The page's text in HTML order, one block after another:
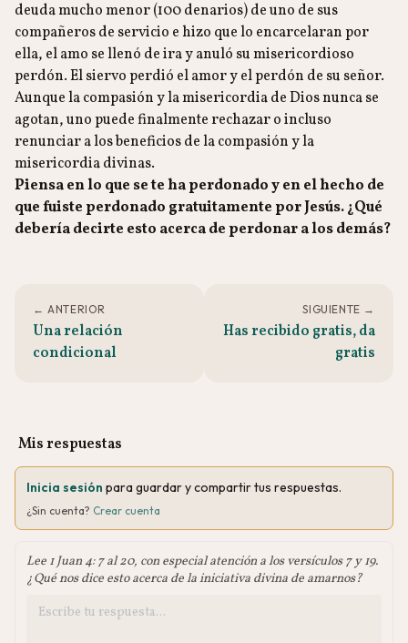
deuda mucho menor (100 denarios) de uno de sus
compañeros de servicio e hizo que lo encarcelaran por
ella, el amo se llenó de ira y anuló su misericordioso
perdón. El siervo perdió el amor y el perdón de su señor.
Aunque la compasión y la misericordia de Dios nunca se
agotan, uno puede finalmente rechazar o incluso
renunciar a los beneficios de la compasión y la
misericordia divinas.
Piensa en lo que se te ha perdonado y en el hecho de
que fuiste perdonado gratuitamente por Jesús. ¿Qué
debería decirte esto acerca de perdonar a los demás?
← ANTERIOR
Una relación
condicional
SIGUIENTE →
Has recibido gratis, da
gratis
Mis respuestas
Inicia sesión para guardar y compartir tus respuestas.
¿Sin cuenta? Crear cuenta
Lee 1 Juan 4: 7 al 20, con especial atención a los versículos 7 y 19.
¿Qué nos dice esto acerca de la iniciativa divina de amarnos?